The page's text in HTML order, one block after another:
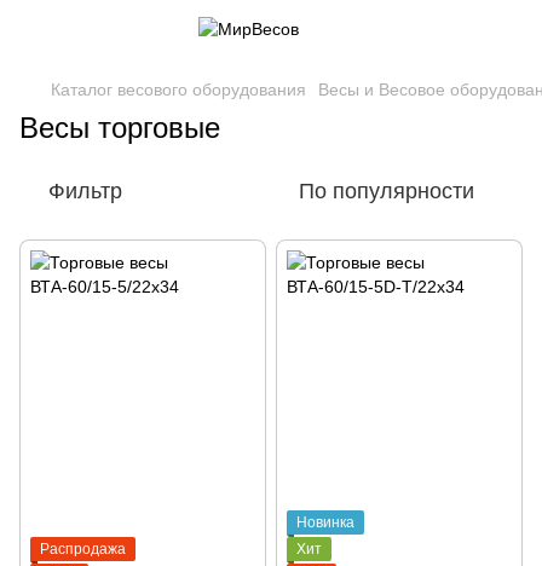
Каталог весового оборудования Весы и Весовое
Весы торговые
Фильтр По популярности
Распродажа
Новинка
Хит